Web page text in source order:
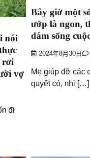
nói
rơi
vợ
đi
Bây giờ một
ướp là ngon,
dám sống
2024年8月30日
Mẹ giúp đỡ các
quyết cỏ, nhi […]